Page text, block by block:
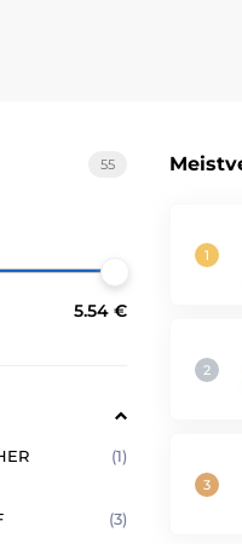
55
5.54 €
(1)
(3)